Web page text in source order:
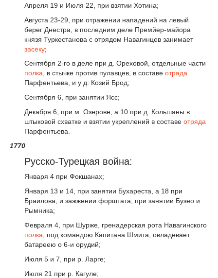
Апреля 19 и Июля 22, при взятии Хотина;
Августа 23-29, при отражении нападений на левый
берег Днестра, в последним деле Премйер-майора
князя Туркестанова с отрядом Навагинцев занимает
засеку;
Сентября 2-го в деле при д. Ореховой, отдельные части
полка, в стычке против пулавцев, в составе отряда
Парфентьева, и у д. Козий Брод;
Сентября 6, при занятии Ясс;
Декабря 6, при м. Озерове, а 10 при д. Кольшаны в
штыковой схватке и взятии укреплений в составе отряда
Парфентьева.
1770
Русско-Турецкая война:
Января 4 при Фокшанах;
Января 13 и 14, при занятии Бухареста, а 18 при
Браилова, и зажжении форштата, при занятии Бузео и
Рымника;
Февраля 4, при Шурже, гренадерская рота Навагинского
полка , под командою Капитана Шмита, овладевает
батареею о 6-и орудий;
Июля 5 и 7, при р. Ларге;
Июля 21 при р. Кагуле;